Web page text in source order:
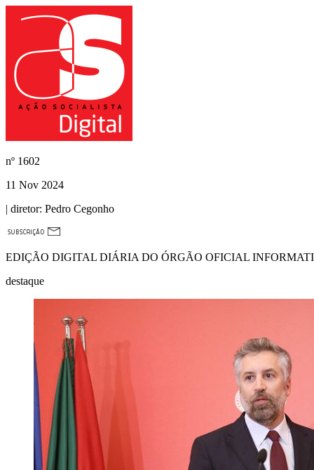
nº 1602
11 Nov 2024
| diretor: Pedro Cegonho
EDIÇÃO DIGITAL DIÁRIA DO ÓRGÃO OFICIAL
destaque